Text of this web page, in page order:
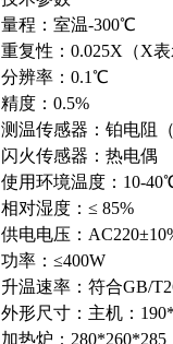
量程：室温-300℃
重复性：0.025X（X
分辨率：0.1℃
精度：0.5%
测温传感器：铂电阻（
闪火传感器：热电偶
使用环境温度：10-
相对湿度：≤ 85%
供电电压：
功率：≤400W
升温速率：符合GB/
外形尺寸：主机：
加热炉：280*260*285